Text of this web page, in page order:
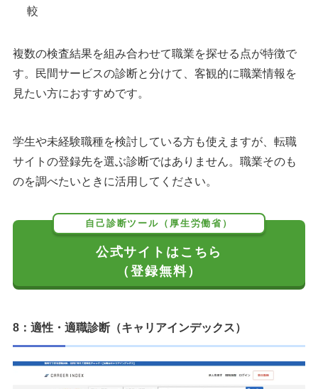
較
複数の検査結果を組み合わせて職業を探せる点が特徴で
す。民間サービスの診断と分けて、客観的に職業情報を
見たい方におすすめです。
学生や未経験職種を検討している方も使えますが、転職
サイトの登録先を選ぶ診断ではありません。職業そのも
のを調べたいときに活用してください。
自己診断ツール（厚生労働省）
公式サイトはこちら
（登録無料）
8：適性・適職診断（キャリアインデックス）